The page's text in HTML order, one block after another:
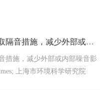
上海办公室装修-噪音干扰：采取隔音措施，减少外部或内部噪音影响工作效率
措施，减少外部或内部噪音影
上海市环境科学研究院